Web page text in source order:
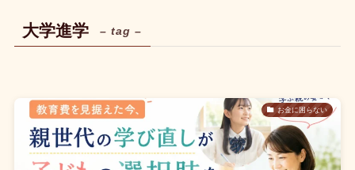
大学進学 – tag –
お金に困らない